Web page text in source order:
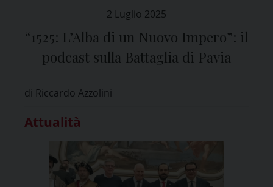
2 Luglio 2025
“1525: L’Alba di un Nuovo Impero”: il
podcast sulla Battaglia di Pavia
di Riccardo Azzolini
Attualità